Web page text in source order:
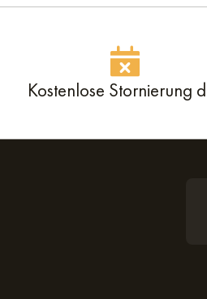
Kostenlose Stornierung